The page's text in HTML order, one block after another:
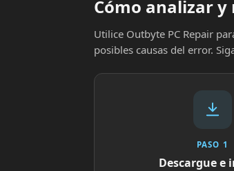
Cómo analizar
Utilice Outbyte PC Repair
posibles causas del error.
PASO 1
Descargue e